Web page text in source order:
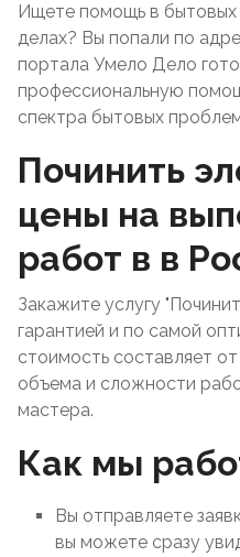
Ищете помощь в
делах? Вы попали по
портала Умело Дело
профессиональную
спектра бытовых
Починить
цены на
работ в в
Закажите услугу
гарантией и по самой
стоимость составляет
объема и сложности
мастера.
Как мы
Вы отправляете
вы можете сразу